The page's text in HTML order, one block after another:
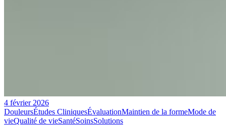
4 février 2026
DouleursÉtudes CliniquesÉvaluationMaintien de la formeMode de
vieQualité de vieSantéSoinsSolutions